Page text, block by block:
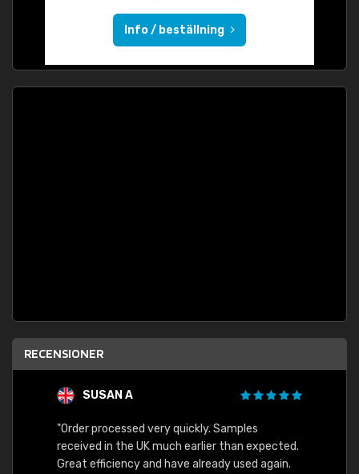
Info / beställning
RECENSIONER
SUSAN A
"Order processed very quickly. Samples
received in the UK much earlier than expected.
Great efficiency and have already used again.